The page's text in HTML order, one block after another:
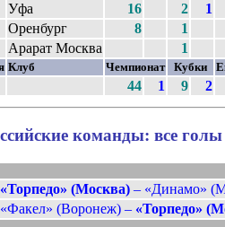
Уфа 16 2
1
Оренбург 8
1
Арарат Москва 1
Клуб Чемпионат Кубки
44 1 9 2
команды: все голы
«Торпедо» (Москва)– «Динамо»
«Факел» (Воронеж) – «Торпедо»